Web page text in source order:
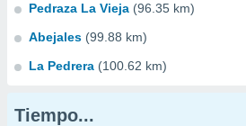
Pedraza La Vieja (96.35 km)
Abejales (99.88 km)
La Pedrera (100.62 km)
Tiempo...